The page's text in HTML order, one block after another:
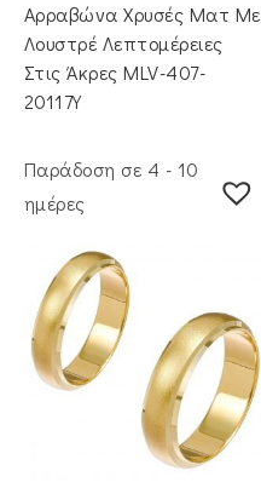
Αρραβώνα Χρυσές Ματ Με
Λουστρέ Λεπτομέρειες
Στις Άκρες MLV-407-
20117Y
Παράδοση σε 4 - 10
ημέρες